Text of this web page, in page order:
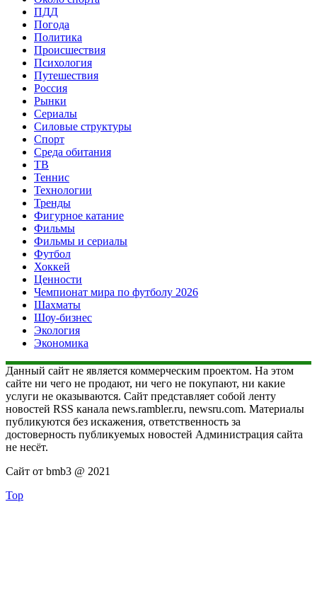
ПДД
Погода
Политика
Происшествия
Психология
Путешествия
Россия
Рынки
Сериалы
Силовые структуры
Спорт
Среда обитания
ТВ
Теннис
Технологии
Тренды
Фигурное катание
Фильмы
Фильмы и сериалы
Футбол
Хоккей
Ценности
Чемпионат мира по футболу 2026
Шахматы
Шоу-бизнес
Экология
Экономика
Данный сайт не является коммерческим проектом. На этом
сайте ни чего не продают, ни чего не покупают, ни какие
услуги не оказываются. Сайт представляет собой ленту
новостей RSS канала news.rambler.ru, newsru.com. Материалы
публикуются без искажения, ответственность за
достоверность публикуемых новостей Администрация сайта
не несёт.
Сайт от bmb3 @ 2021
Top